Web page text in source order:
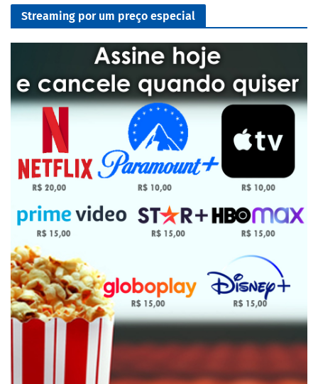
Streaming por um preço especial